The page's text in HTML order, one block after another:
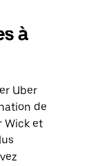
à
Uber
de
Wick et